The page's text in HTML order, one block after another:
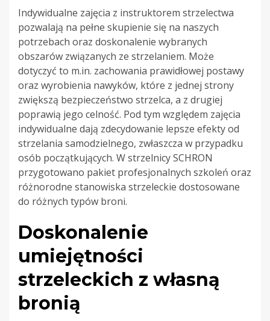
Indywidualne zajęcia z instruktorem strzelectwa
pozwalają na pełne skupienie się na naszych
potrzebach oraz doskonalenie wybranych
obszarów związanych ze strzelaniem. Może
dotyczyć to m.in. zachowania prawidłowej postawy
oraz wyrobienia nawyków, które z jednej strony
zwiększą bezpieczeństwo strzelca, a z drugiej
poprawią jego celność. Pod tym względem zajęcia
indywidualne dają zdecydowanie lepsze efekty od
strzelania samodzielnego, zwłaszcza w przypadku
osób początkujących. W strzelnicy SCHRON
przygotowano pakiet profesjonalnych szkoleń oraz
różnorodne stanowiska strzeleckie dostosowane
do różnych typów broni.
Doskonalenie
umiejętności
strzeleckich z własną
bronią